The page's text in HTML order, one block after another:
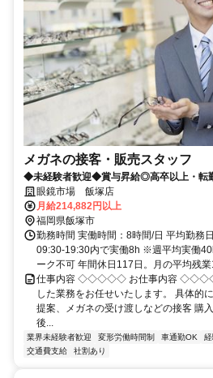
メガネの接客・販売スタッフ
◆未経験者歓迎◆賞与昇給◎高卒以上・転
なめ・業界No1！
眼鏡市場 飯塚店
月給214,882円以上
福岡県飯塚市
勤務時間 実働時間：8時間/日 平均勤務
09:30-19:30内で実働8h ※週平均実働
ーク不可 年間休日117日。月の平均残業
仕事内容 ◇◇◇◇◇ お仕事内容
した業務をお任せいたします。 具体的
提案、メガネの受け渡しなどの接客 購
後...
業界未経験者歓迎 変形労働時間制 車通勤OK
交通費支給
社割あり